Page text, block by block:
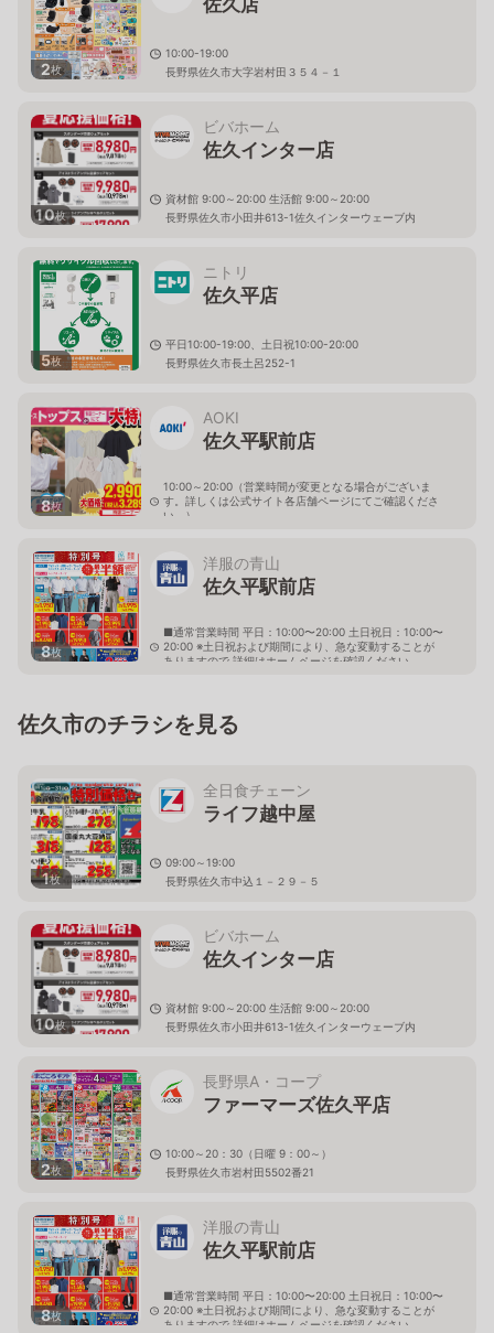
2枚
佐久店
10:00-19:00
長野県佐久市大字岩村田３５４－１
10枚
ビバホーム
佐久インター店
資材館 9:00～20:00 生活館 9:00～20:00
長野県佐久市小田井613-1佐久インターウェーブ内
5枚
ニトリ
佐久平店
平日10:00-19:00、土日祝10:00-20:00
長野県佐久市長土呂252-1
8枚
AOKI
佐久平駅前店
10:00～20:00（営業時間が変更となる場合がございま
す。詳しくは公式サイト各店舗ページにてご確認くださ
い。）
8枚
洋服の青山
佐久平駅前店
■通常営業時間 平日：10:00〜20:00 土日祝日：10:00〜
20:00 ※土日祝および期間により、急な変動することが
ありますので 詳細はホームページを確認ください
佐久市のチラシを見る
1枚
全日食チェーン
ライフ越中屋
09:00～19:00
長野県佐久市中込１－２９－５
10枚
ビバホーム
佐久インター店
資材館 9:00～20:00 生活館 9:00～20:00
長野県佐久市小田井613-1佐久インターウェーブ内
2枚
長野県A・コープ
ファーマーズ佐久平店
10:00～20：30（日曜 9：00～）
長野県佐久市岩村田5502番21
8枚
洋服の青山
佐久平駅前店
■通常営業時間 平日：10:00〜20:00 土日祝日：10:00〜
20:00 ※土日祝および期間により、急な変動することが
ありますので 詳細はホームページを確認ください